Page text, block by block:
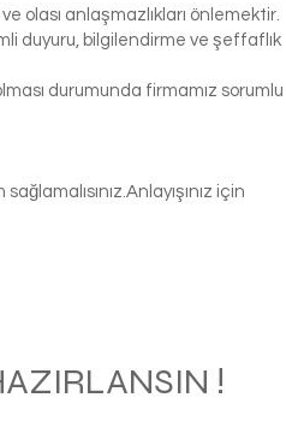
olası anlaşmazlıkları önlemektir.
duyuru, bilgilendirme ve şeffaflık
durumunda firmamız sorumlu
için
!